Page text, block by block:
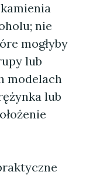
nie
mogłyby
lub
modelach
lub